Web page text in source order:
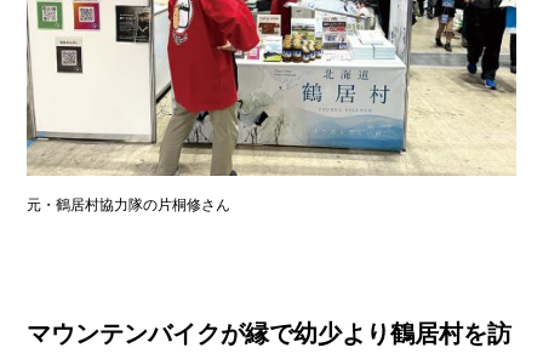
元・鶴居村協力隊の片桐修さん
マウンテンバイクが縁で幼少より鶴居村を訪